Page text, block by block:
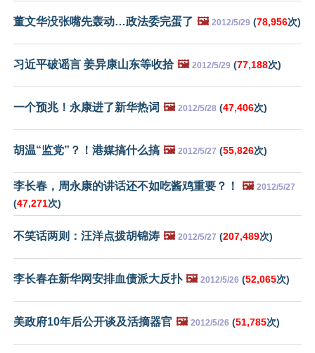
董文华没张嘴先轰动…政法委完蛋了 🖼️ 2012/5/29 (78,956次)
习近平破谣言 姜异康山东等收拾 🖼️ 2012/5/29 (77,188次)
一个预兆！永康进了新华热词 🖼️ 2012/5/28 (47,406次)
胡温“监党”？！港媒搞什么搞 🖼️ 2012/5/27 (55,826次)
李长春，周永康的讲话还不如吃酱鸡重要？！ 🖼️ 2012/5/27
(47,271次)
不笑话两则：汪洋点拨胡锦涛 🖼️ 2012/5/27 (207,489次)
李长春在新华网安排血债派大反扑 🖼️ 2012/5/26 (52,065次)
美政府10年后公开谈及活摘器官 🖼️ 2012/5/26 (51,785次)